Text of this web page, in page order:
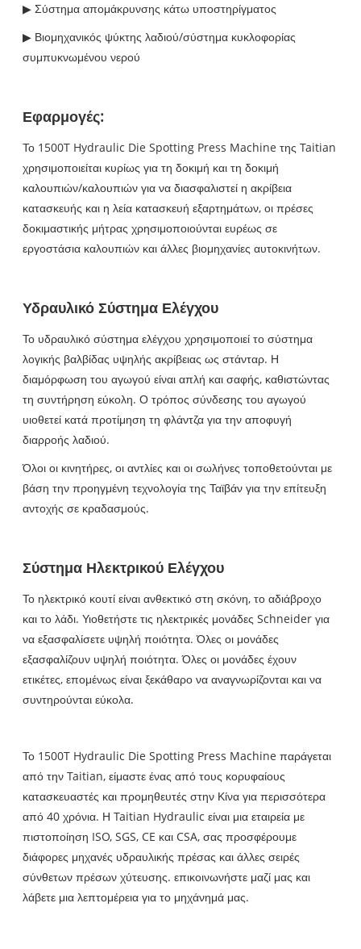
▶ Σύστημα απομάκρυνσης κάτω υποστηρίγματος
▶ Βιομηχανικός ψύκτης λαδιού/σύστημα κυκλοφορίας
συμπυκνωμένου νερού
Εφαρμογές:
Το 1500T Hydraulic Die Spotting Press Machine της Taitian
χρησιμοποιείται κυρίως για τη δοκιμή και τη δοκιμή
καλουπιών/καλουπιών για να διασφαλιστεί η ακρίβεια
κατασκευής και η λεία κατασκευή εξαρτημάτων, οι πρέσες
δοκιμαστικής μήτρας χρησιμοποιούνται ευρέως σε
εργοστάσια καλουπιών και άλλες βιομηχανίες αυτοκινήτων.
Υδραυλικό Σύστημα Ελέγχου
Το υδραυλικό σύστημα ελέγχου χρησιμοποιεί το σύστημα
λογικής βαλβίδας υψηλής ακρίβειας ως στάνταρ. Η
διαμόρφωση του αγωγού είναι απλή και σαφής, καθιστώντας
τη συντήρηση εύκολη. Ο τρόπος σύνδεσης του αγωγού
υιοθετεί κατά προτίμηση τη φλάντζα για την αποφυγή
διαρροής λαδιού.
Όλοι οι κινητήρες, οι αντλίες και οι σωλήνες τοποθετούνται με
βάση την προηγμένη τεχνολογία της Ταϊβάν για την επίτευξη
αντοχής σε κραδασμούς.
Σύστημα Ηλεκτρικού Ελέγχου
Το ηλεκτρικό κουτί είναι ανθεκτικό στη σκόνη, το αδιάβροχο
και το λάδι. Υιοθετήστε τις ηλεκτρικές μονάδες Schneider για
να εξασφαλίσετε υψηλή ποιότητα. Όλες οι μονάδες
εξασφαλίζουν υψηλή ποιότητα. Όλες οι μονάδες έχουν
ετικέτες, επομένως είναι ξεκάθαρο να αναγνωρίζονται και να
συντηρούνται εύκολα.
Το 1500T Hydraulic Die Spotting Press Machine παράγεται
από την Taitian, είμαστε ένας από τους κορυφαίους
κατασκευαστές και προμηθευτές στην Κίνα για περισσότερα
από 40 χρόνια. Η Taitian Hydraulic είναι μια εταιρεία με
πιστοποίηση ISO, SGS, CE και CSA, σας προσφέρουμε
διάφορες μηχανές υδραυλικής πρέσας και άλλες σειρές
σύνθετων πρέσων χύτευσης. επικοινωνήστε μαζί μας και
λάβετε μια λεπτομέρεια για το μηχάνημά μας.